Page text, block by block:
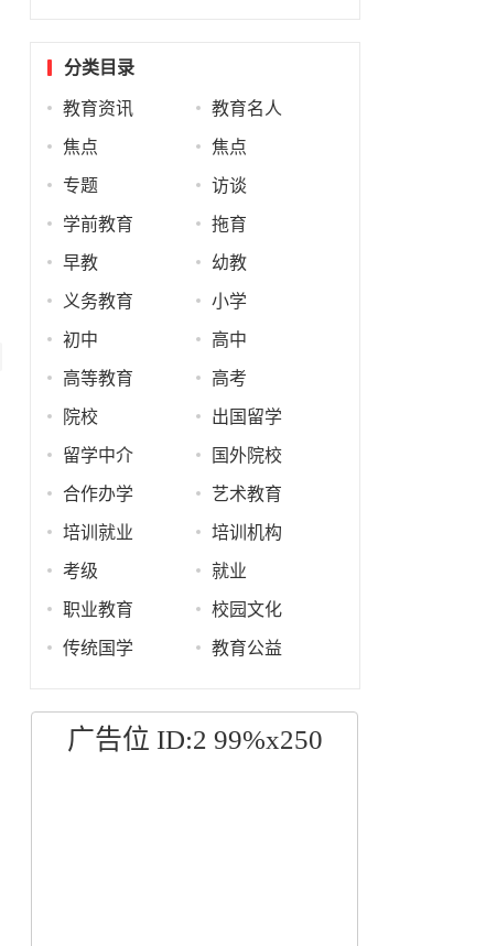
分类目录
教育资讯 教育名人
焦点 焦点
专题 访谈
学前教育 拖育
早教 幼教
义务教育 小学
初中 高中
高等教育 高考
院校 出国留学
留学中介 国外院校
合作办学 艺术教育
培训就业 培训机构
考级 就业
职业教育 校园文化
传统国学 教育公益
广告位 ID:2 99%x250